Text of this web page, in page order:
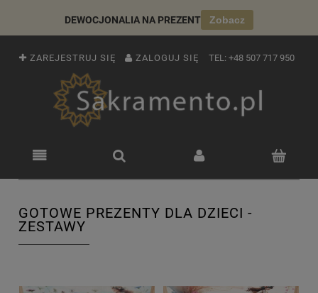
DEWOCJONALIA NA PREZENT Zobacz
ZAREJESTRUJ SIĘ ZALOGUJ SIĘ TEL: +48 507 717 950
GOTOWE PREZENTY DLA DZIECI -
ZESTAWY